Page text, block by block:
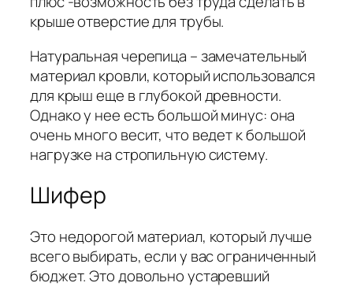
крыше отверстие для трубы.
Натуральная черепица – замечательный
материал кровли, который использовался
для крыш еще в глубокой древности.
Однако у нее есть большой минус: она
очень много весит, что ведет к большой
нагрузке на стропильную систему.
Шифер
Это недорогой материал, который лучше
всего выбирать, если у вас ограниченный
бюджет. Это довольно устаревший